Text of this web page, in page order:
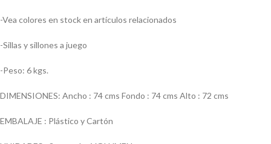
-Vea colores en stock en artículos relacionados
-Sillas y sillones a juego
-Peso: 6 kgs.
DIMENSIONES: Ancho : 74 cms Fondo : 74 cms Alto : 72 cms
EMBALAJE : Plástico y Cartón